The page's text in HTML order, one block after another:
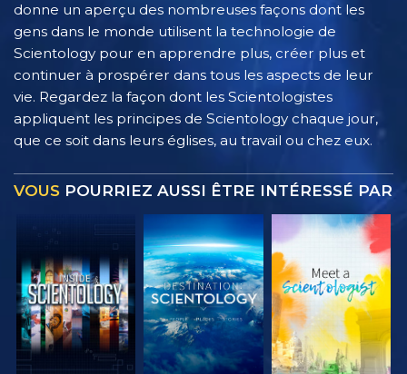
donne un aperçu des nombreuses façons dont les
gens dans le monde utilisent la technologie de
Scientology pour en apprendre plus, créer plus et
continuer à prospérer dans tous les aspects de leur
vie. Regardez la façon dont les Scientologistes
appliquent les principes de Scientology chaque jour,
que ce soit dans leurs églises, au travail ou chez eux.
VOUS POURRIEZ AUSSI ÊTRE INTÉRESSÉ PAR